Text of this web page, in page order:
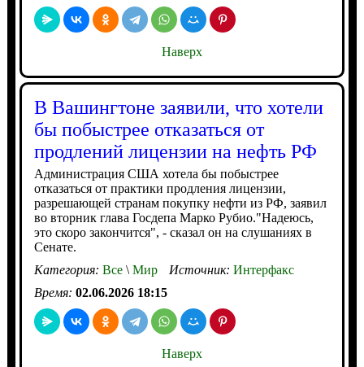
Наверх
В Вашингтоне заявили, что хотели
бы побыстрее отказаться от
продлений лицензии на нефть РФ
Администрация США хотела бы побыстрее
отказаться от практики продления лицензии,
разрешающей странам покупку нефти из РФ, заявил
во вторник глава Госдепа Марко Рубио."Надеюсь,
это скоро закончится", - сказал он на слушаниях в
Сенате.
Категория: Все\Мир Источник: Интерфакс
Время: 02.06.2026 18:15
Наверх